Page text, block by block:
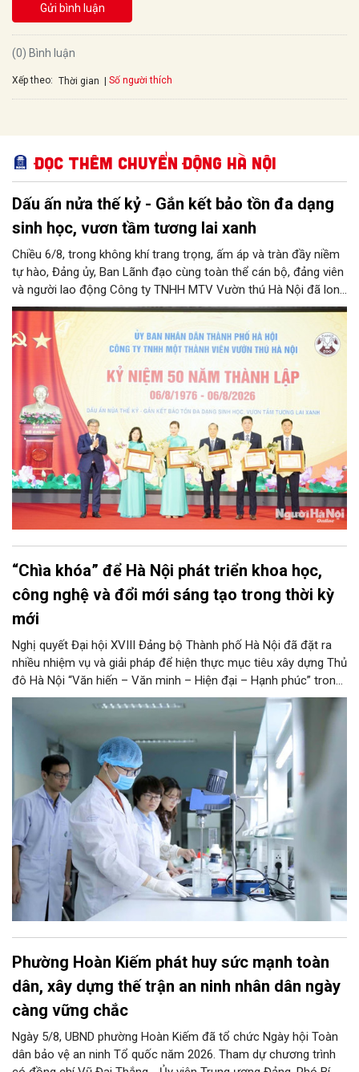
Gửi bình luận
(0) Bình luận
Xếp theo: Thời gian Số người thích
Đọc thêm Chuyển động Hà Nội
Dấu ấn nửa thế kỷ - Gắn kết bảo tồn đa dạng
sinh học, vươn tầm tương lai xanh
Chiều 6/8, trong không khí trang trọng, ấm áp và tràn đầy niềm
tự hào, Đảng ủy, Ban Lãnh đạo cùng toàn thể cán bộ, đảng viên
và người lao động Công ty TNHH MTV Vườn thú Hà Nội đã long
trọng tổ chức Lễ kỷ niệm 50 năm ngày thành lập Công ty
(06/8/1976 – 06/8/2026). Sự kiện đánh dấu cột mốc vàng son
nửa thế kỷ xây dựng, trưởng thành và cống hiến không ngừng
nghỉ của đơn vị công ích trọng điểm, gắn liền với ký ức của biết
bao thế hệ người dân Thủ đô và du khách thập phương.
“Chìa khóa” để Hà Nội phát triển khoa học,
công nghệ và đổi mới sáng tạo trong thời kỳ
mới
Nghị quyết Đại hội XVIII Đảng bộ Thành phố Hà Nội đã đặt ra
nhiều nhiệm vụ và giải pháp để hiện thực mục tiêu xây dựng Thủ
đô Hà Nội “Văn hiến – Văn minh – Hiện đại – Hạnh phúc” trong
thời kỳ mới. Trong đó, Hà Nội sẽ thúc đẩy phát triển khoa học,
công nghệ, đổi mới sáng tạo và chuyển đổi số toàn diện trong
Phường Hoàn Kiếm phát huy sức mạnh toàn
dân, xây dựng thế trận an ninh nhân dân ngày
càng vững chắc
Ngày 5/8, UBND phường Hoàn Kiếm đã tổ chức Ngày hội Toàn
dân bảo vệ an ninh Tổ quốc năm 2026. Tham dự chương trình